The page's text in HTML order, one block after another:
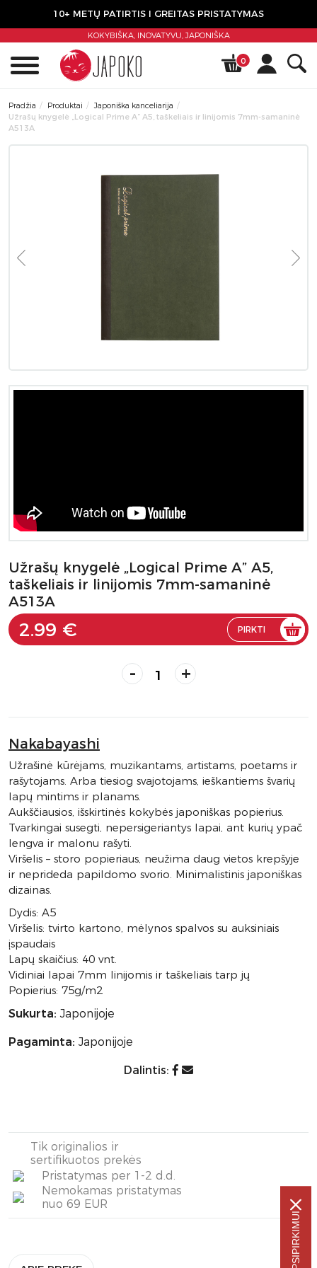
10+ METŲ PATIRTIS I GREITAS PRISTATYMAS
KOKYBIŠKA, INOVATYVU,JAPONIŠKA
0
Pradžia Produktai
Japoniška kanceliarija
Užrašų knygelė „Logical Prime A” A5, taškeliais ir linijomis 7mm-samaninė
A513A
Užrašų knygelė „Logical Prime A” A5,
taškeliais ir linijomis 7mm-samaninė
A513A
2.99 € PIRKTI
- +
Nakabayashi
Užrašinė kūrėjams, muzikantams, artistams, poetams ir
rašytojams. Arba tiesiog svajotojams, ieškantiems švarių
lapų mintims ir planams.
Aukščiausios, išskirtinės kokybės japoniškas popierius.
Tvarkingai susegti, nepersigeriantys lapai, ant kurių ypač
lengva ir malonu rašyti.
Viršelis – storo popieriaus, neužima daug vietos krepšyje
ir neprideda papildomo svorio. Minimalistinis japoniškas
dizainas.
Dydis: A5
Viršelis: tvirto kartono, mėlynos spalvos su auksiniais
įspaudais
Lapų skaičius: 40 vnt.
Vidiniai lapai 7mm linijomis ir taškeliais tarp jų
Popierius: 75g/m2
Sukurta: Japonijoje
Pagaminta: Japonijoje
Dalintis:
Tik originalios ir
sertifikuotos prekės
Pristatymas per 1-2 d.d.
Nemokamas pristatymas
nuo 69 EUR